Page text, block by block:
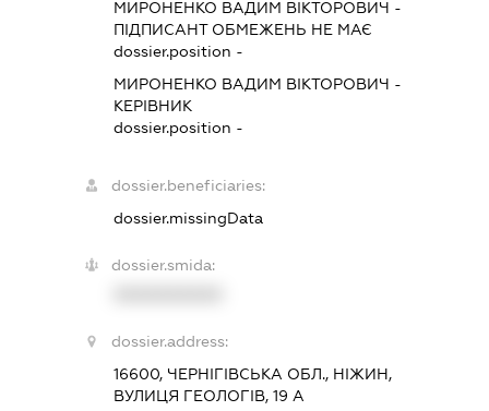
МИРОНЕНКО ВАДИМ ВІКТОРОВИЧ -
ПІДПИСАНТОБМЕЖЕНЬ НЕ МАЄ
dossier.position -
МИРОНЕНКО ВАДИМ ВІКТОРОВИЧ -
КЕРІВНИК
dossier.position -
dossier.beneficiaries:
dossier.missingData
dossier.smida:
dossier.address:
16600, ЧЕРНІГІВСЬКА ОБЛ., НІЖИН,
ВУЛИЦЯ ГЕОЛОГІВ, 19 А